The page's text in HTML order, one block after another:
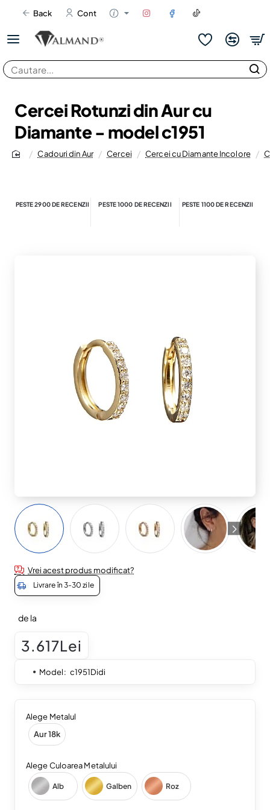
Back Cont
Cautare...
Cercei Rotunzi din Aur cu
Diamante - model c1951
Cadouri din Aur Cercei Cercei cu Diamante Incolore
PESTE 2900 DE RECENZII PESTE 1000 DE RECENZII PESTE 1100 DE RECENZII
🔥 Selling fast
Vrei acest produs modificat?
Livrare în 3-30 zile
de la
3.617Lei
Model: c1951Didi
Alege Metalul
Aur 18k
Alege Culoarea Metalului
Alb Galben Roz